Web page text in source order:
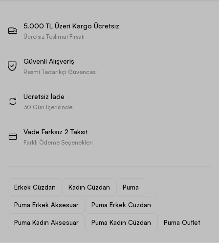
5.000 TL Üzeri Kargo Ücretsiz
Ücretsiz Teslimat Fırsatı
Güvenli Alışveriş
Resmi Tedarikçi Güvencesi
Ücretsiz İade
30 Gün İçerisinde
Vade Farksız 2 Taksit
Farklı Ödeme Seçenekleri
Erkek Cüzdan Kadın Cüzdan Puma
Puma Erkek Aksesuar Puma Erkek Cüzdan
Puma Kadın Aksesuar Puma Kadın Cüzdan Puma Outlet